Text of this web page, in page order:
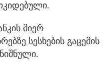
მიერ
სესხების გაცემის